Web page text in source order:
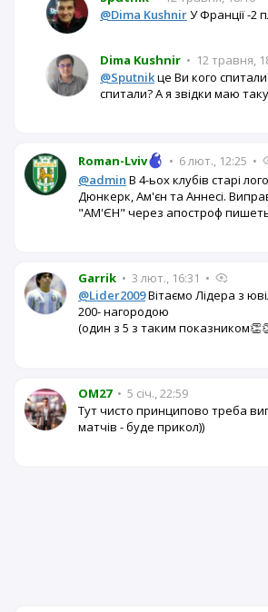
@Dima KushnirУ Франції -2
Dima Kushnir • 12 травня,
@Sputnikце Ви кого
спитали? А я звідки маю
Roman-Lviv • 6 лют., 12:25 •
@admin В 4-ьох клубів старі
Дюнкерк, Ам'єн та Аннесі.
"АМ'ЄН" через апостроф
Garrik • 3 лют., 16:31 •
@Lider2009Вітаємо Лідера з
200- нагородою
(один з 5 з таким
OM27 • 5 січ., 22:59
Тут чисто принципово треба
матчів - буде прикол))